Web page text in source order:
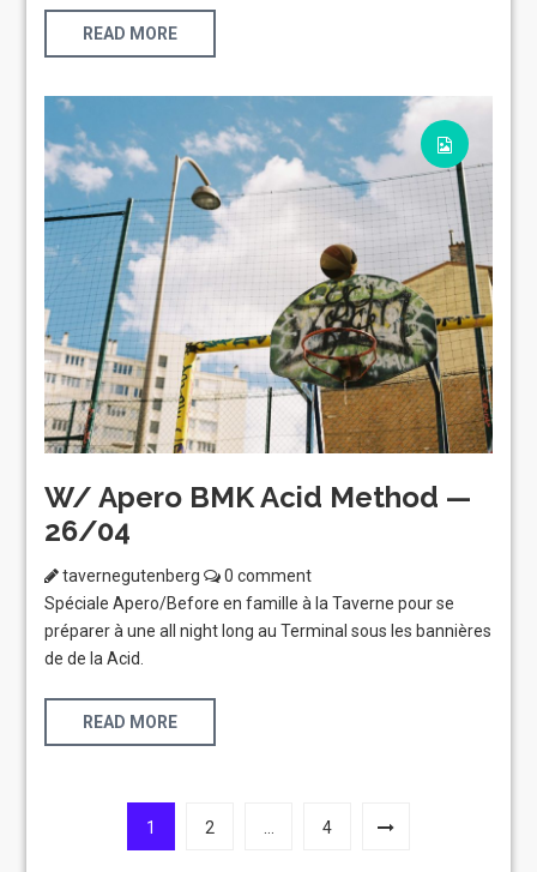
READ MORE
W/ Apero BMK Acid Method —
26/04
tavernegutenberg
0 comment
Spéciale Apero/Before en famille à la Taverne pour se
préparer à une all night long au Terminal sous les bannières
de de la Acid.
READ MORE
1 2 4
Laboratoire créatif